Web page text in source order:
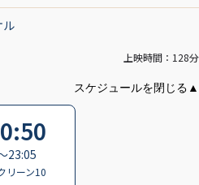
ル
上映時間：128分
23:05
リーン10